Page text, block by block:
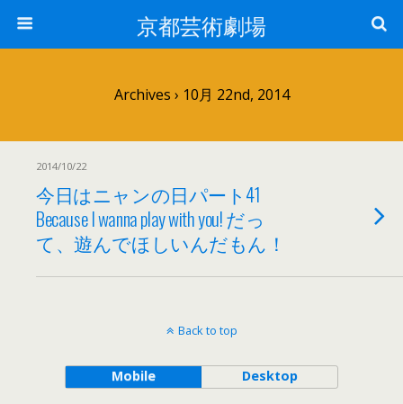
京都芸術劇場
Archives › 10月 22nd, 2014
2014/10/22
今日はニャンの日パート41
Because I wanna play with you! だっ
て、遊んでほしいんだもん！
Back to top
Mobile Desktop